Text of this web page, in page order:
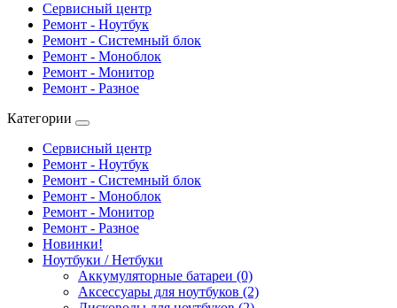
Сервисный центр
Ремонт - Ноутбук
Ремонт - Системный блок
Ремонт - Моноблок
Ремонт - Монитор
Ремонт - Разное
Категории
Сервисный центр
Ремонт - Ноутбук
Ремонт - Системный блок
Ремонт - Моноблок
Ремонт - Монитор
Ремонт - Разное
Новинки!
Ноутбуки / Нетбуки
Аккумуляторные батареи (0)
Аксессуары для ноутбуков (2)